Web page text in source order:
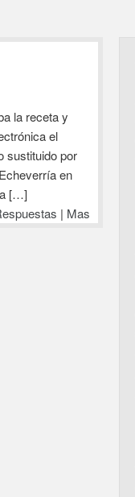
la receta y
el
sustituido por
en
[…]
| Mas